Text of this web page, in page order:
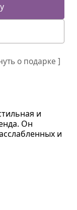
о подарке ]
и
Он
и